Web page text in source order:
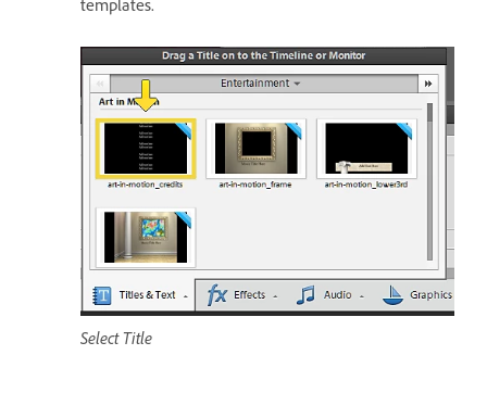
templates.
Select Title